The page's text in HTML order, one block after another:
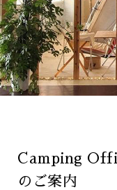
Camping
のご案内